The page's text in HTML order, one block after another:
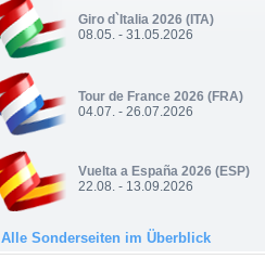
Giro d`Italia 2026 (ITA)
08.05. - 31.05.2026
Tour de France 2026 (FRA)
04.07. - 26.07.2026
Vuelta a España 2026 (ESP)
22.08. - 13.09.2026
Alle Sonderseiten im Überblick